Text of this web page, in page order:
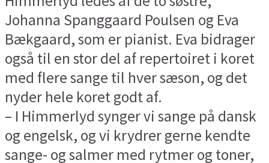
Johanna Spanggaard Poulsen og Eva
Bækgaard, som er pianist. Eva bidrager
også til en stor del af repertoiret i koret
med flere sange til hver sæson, og det
nyder hele koret godt af.
– I Himmerlyd synger vi sange på dansk
og engelsk, og vi krydrer gerne kendte
sange- og salmer med rytmer og toner,